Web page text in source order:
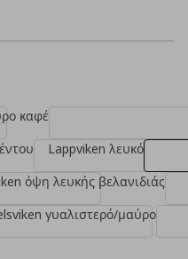
καφέ
Lappviken λευκό
όψη λευκής βελανιδιάς
γυαλιστερό/μαύρο